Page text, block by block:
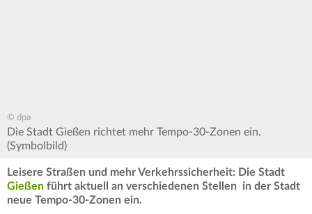
© dpa
Die Stadt Gießen richtet mehr Tempo-30-Zonen ein.
(Symbolbild)
Leisere Straßen und mehr Verkehrssicherheit: Die Stadt
Gießen führt aktuell an verschiedenen Stellen in der Stadt
neue Tempo-30-Zonen ein.